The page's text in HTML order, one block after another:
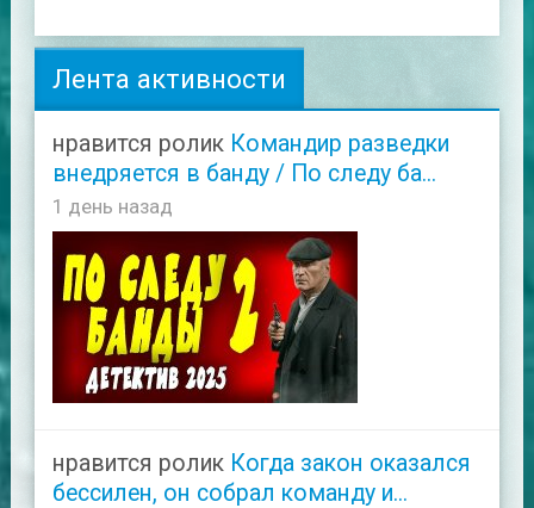
Лента активности
нравится ролик Командир разведки
внедряется в банду / По следу ба...
1 день назад
нравится ролик Когда закон оказался
бессилен, он собрал команду и...